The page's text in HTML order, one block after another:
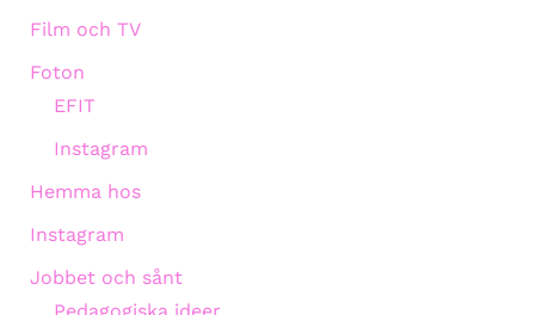
Film och TV
Foton
EFIT
Instagram
Hemma hos
Instagram
Jobbet och sånt